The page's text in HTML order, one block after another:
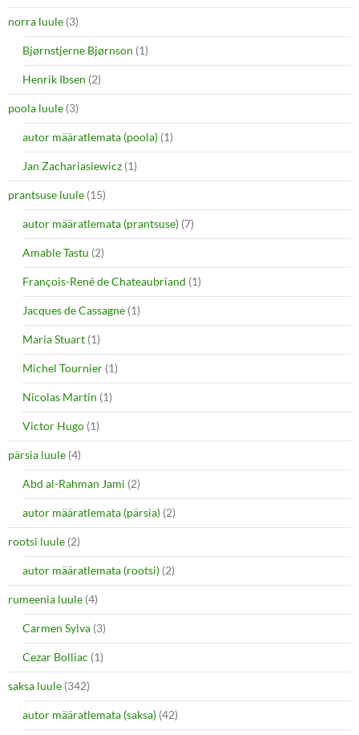
norra luule (3)
Bjørnstjerne Bjørnson (1)
Henrik Ibsen (2)
poola luule (3)
autor määratlemata (poola) (1)
Jan Zachariasiewicz (1)
prantsuse luule (15)
autor määratlemata (prantsuse) (7)
Amable Tastu (2)
François-René de Chateaubriand (1)
Jacques de Cassagne (1)
Maria Stuart (1)
Michel Tournier (1)
Nicolas Martin (1)
Victor Hugo (1)
pärsia luule (4)
Abd al-Rahman Jami (2)
autor määratlemata (pärsia) (2)
rootsi luule (2)
autor määratlemata (rootsi) (2)
rumeenia luule (4)
Carmen Sylva (3)
Cezar Bolliac (1)
saksa luule (342)
autor määratlemata (saksa) (42)